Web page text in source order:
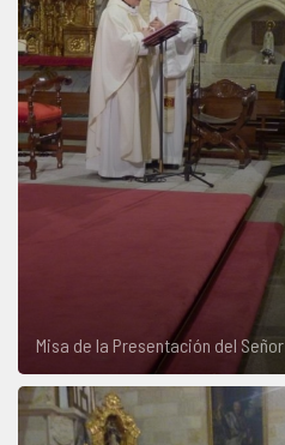
Misa de la Presentación del Señor